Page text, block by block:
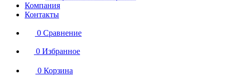
Компания
Контакты
0 Сравнение
0 Избранное
0 Корзина